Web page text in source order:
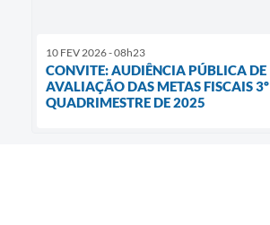
10 FEV 2026 - 08h23
CONVITE: AUDIÊNCIA PÚBLICA DE
AVALIAÇÃO DAS METAS FISCAIS 3º
QUADRIMESTRE DE 2025